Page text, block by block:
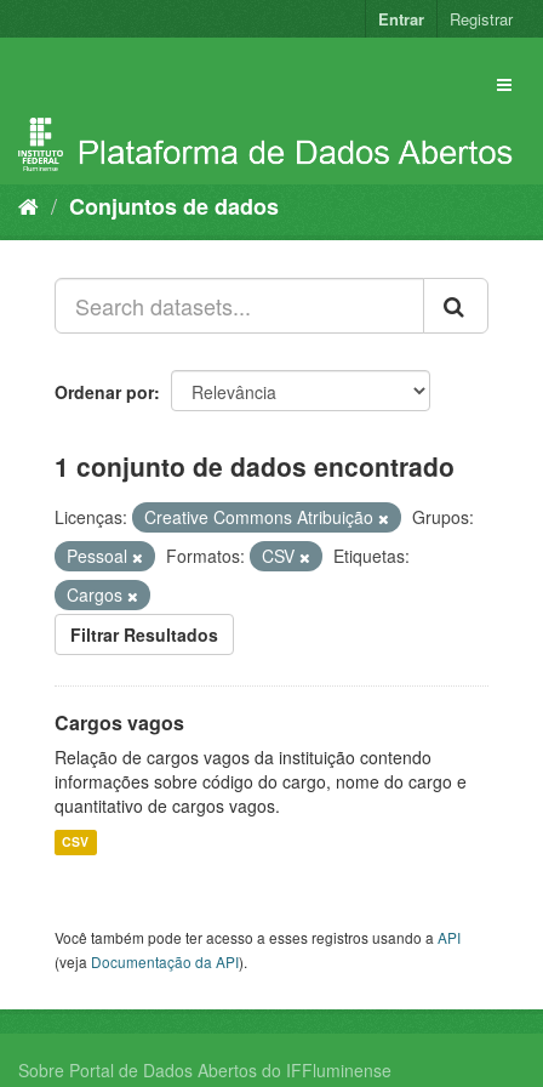
para
Entrar Registrar
Conjuntos de dados
Ordenar por
1 conjunto de dados encontrado
Licenças: Creative Commons Atribuição
Grupos:
Pessoal
Formatos: CSV
Etiquetas:
Cargos
Filtrar Resultados
Cargos vagos
Relação de cargos vagos da instituição contendo
informações sobre código do cargo, nome do cargo e
quantitativo de cargos vagos.
CSV
Você também pode ter acesso a esses registros usando aAPI
(veja Documentação da API).
Sobre Portal de Dados Abertos do IFFluminense